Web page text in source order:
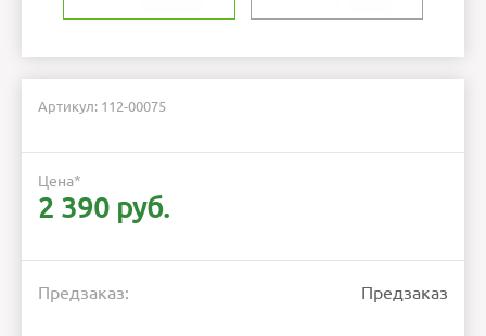
Артикул: 112-00075
Цена*
2 390 руб.
Предзаказ: Предзаказ